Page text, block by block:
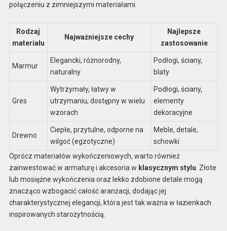
połączeniu z zimniejszymi materiałami.
Rodzaj
materiału
Najważniejsze cechy
Najlepsze
zastosowanie
Marmur
Elegancki, różnorodny,
naturalny
Podłogi, ściany,
blaty
Gres
Wytrzymały, łatwy w
utrzymaniu, dostępny w wielu
wzorach
Podłogi, ściany,
elementy
dekoracyjne
Drewno
Ciepłe, przytulne, odporne na
wilgoć (egzotyczne)
Meble, detale,
schowki
Oprócz materiałów wykończeniowych, warto również
zainwestować w armaturę i akcesoria w klasycznym stylu . Złote
lub mosiężne wykończenia oraz lekko zdobione detale mogą
znacząco wzbogacić całość aranżacji, dodając jej
charakterystycznej elegancji, która jest tak ważna w łazienkach
inspirowanych starożytnością.